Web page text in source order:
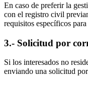
En caso de preferir la
con el registro civil
requisitos específicos
3.- Solicitud por
Si los interesados no
enviando una solicitud